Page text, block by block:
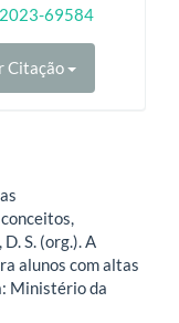
69584
Citação
S. (org.). A
alunos com altas
Ministério da